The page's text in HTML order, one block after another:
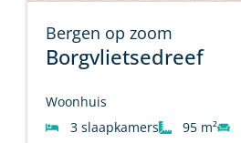
Bergen op zoom
Borgvlietsedreef
Woonhuis
3 slaapkamers
95 m²